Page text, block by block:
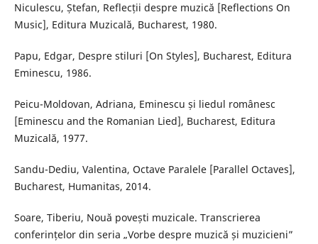
Niculescu, Ștefan, Reflecții despre muzică [Reflections On
Music], Editura Muzicală, Bucharest, 1980.
Papu, Edgar, Despre stiluri [On Styles], Bucharest, Editura
Eminescu, 1986.
Peicu-Moldovan, Adriana, Eminescu și liedul românesc
[Eminescu and the Romanian Lied], Bucharest, Editura
Muzicală, 1977.
Sandu-Dediu, Valentina, Octave Paralele [Parallel Octaves],
Bucharest, Humanitas, 2014.
Soare, Tiberiu, Nouă povești muzicale. Transcrierea
conferințelor din seria „Vorbe despre muzică și muzicieni”